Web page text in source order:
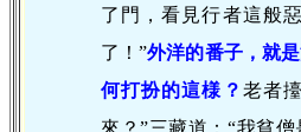
了門，看見行者這般
了！”外洋的番子，就是
何打扮的這様？ 老者
來？”三藏道：“我貧